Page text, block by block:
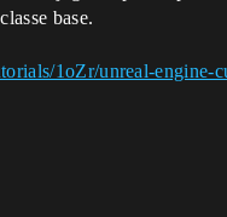
base.
1oZr/unreal-